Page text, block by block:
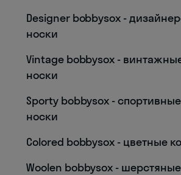
Designer bobbysox -
носки
Vintage bobbysox -
носки
Sporty bobbysox -
носки
Colored bobbysox - цветные
Woolen bobbysox -